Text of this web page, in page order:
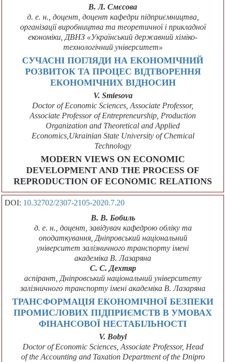
В. Л. Смєсова
д. е. н., доцент, доцент кафедри підприємництва,
організації виробництва та теоретичної і прикладної
економіки, ДВНЗ «Український державний хіміко-
технологічний університет»
СУЧАСНІ ПОГЛЯДИ НА ЕКОНОМІЧНИЙ
РОЗВИТОК ТА ПРОЦЕС ВІДТВОРЕННЯ
ЕКОНОМІЧНИХ ВІДНОСИН
V. Smiesova
Doctor of Economic Sciences, Associate Professor,
Associate Professor of Entrepreneurship, Production
Organization and Theoretical and Applied
Economics,Ukrainian State University of Chemical
Technology
MODERN VIEWS ON ECONOMIC
DEVELOPMENT AND THE PROCESS OF
REPRODUCTION OF ECONOMIC RELATIONS
DOI: 10.32702/2307-2105-2020.7.20
В. В. Бобиль
д. е. н., доцент, завідувач кафедрою обліку та
оподаткування, Дніпровський національний
університет залізничного транспорту імені
академіка В. Лазаряна
С. С. Дехтяр
аспірант, Дніпровський національний університету
залізничного транспорту імені академіка В. Лазаряна
ТРАНСФОРМАЦІЯ ЕКОНОМІЧНОЇ БЕЗПЕКИ
ПРОМИСЛОВИХ ПІДПРИЄМСТВ В УМОВАХ
ФІНАНСОВОЇ НЕСТАБІЛЬНОСТІ
V. Bobyl
Doctor of Economic Sciences, Associate Professor, Head
of the Accounting and Taxation Department of the Dnipro